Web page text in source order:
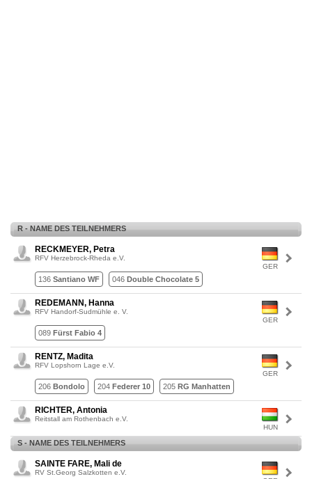
R - NAME DES TEILNEHMERS
GER
RECKMEYER, Petra
RFV Herzebrock-Rheda e.V.
136 Santiano WF 046 Double Chocolate 5
GER
REDEMANN, Hanna
RFV Handorf-Sudmühle e. V.
089 Fürst Fabio 4
GER
RENTZ, Madita
RFV Lopshorn Lage e.V.
206 Bondolo 204 Federer 10 205 RG Manhatten
HUN
RICHTER, Antonia
Reitstall am Rothenbach e.V.
S - NAME DES TEILNEHMERS
SAINTE FARE, Mali de
RV St.Georg Salzkotten e.V.